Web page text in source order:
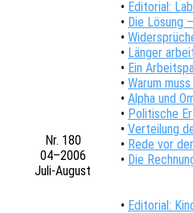
Nr. 180
04–2006
Juli-August
• Edito­ri­al:
• Die Lösung
•
• Länger
• Ein
• Warum
• Alpha und
• Poli­ti­sche
• Vertei­lung
• Rede vor
• Die
• Edito­ri­al: